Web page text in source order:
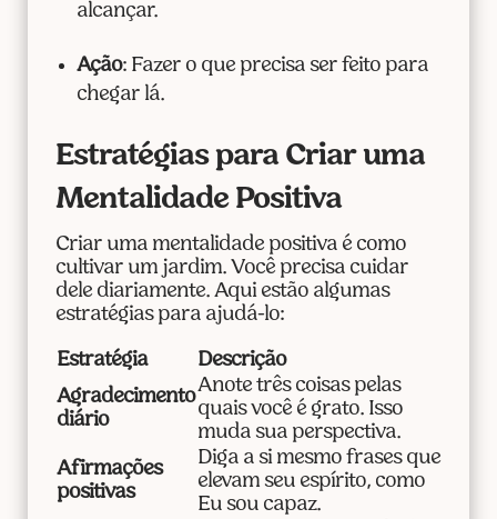
alcançar.
Ação: Fazer o que precisa ser feito para
chegar lá.
Estratégias para Criar uma
Mentalidade Positiva
Criar uma mentalidade positiva é como
cultivar um jardim. Você precisa cuidar
dele diariamente. Aqui estão algumas
estratégias para ajudá-lo:
Estratégia
Descrição
Agradecimento
diário
Anote três coisas pelas
quais você é grato. Isso
muda sua perspectiva.
Afirmações
positivas
Diga a si mesmo frases que
elevam seu espírito, como
Eu sou capaz.